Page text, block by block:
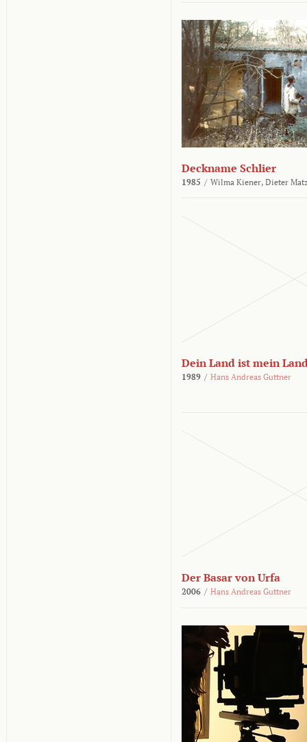
Deckname Schlier
1985 / Wilma Kiener, Dieter
Dein Land ist mein
1989 / Hans Andreas Guttner
Der Basar von Urfa
2006 / Hans Andreas Guttner